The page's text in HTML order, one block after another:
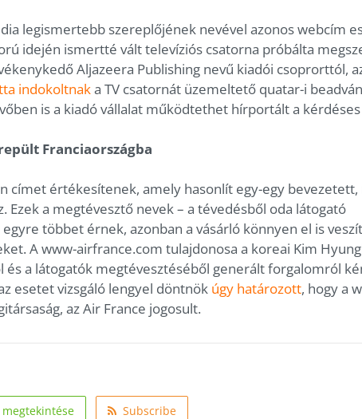
legismertebb szereplőjének nevével azonos webcím
idején ismertté vált televíziós csatorna próbálta
Aljazeera Publishing nevű kiadói csoprorttól,
indokoltnaka TV csatornát üzemeltető quatar-i
is a kiadó vállalat működtethet hírportált a
Franciaországba
címet értékesítenek, amely hasonlít egy-egy bevezetett,
Ezek a megtévesztő nevek – a tévedésből oda látogató
többet érnek, azonban a vásárló könnyen el is
A www-airfrance.com tulajdonosa a koreai Kim
és a látogatók megtévesztéséből generált forgalomról
esetet vizsgáló lengyel döntnök úgy határozott, hogy a
az Air France jogosult.
Subscribe